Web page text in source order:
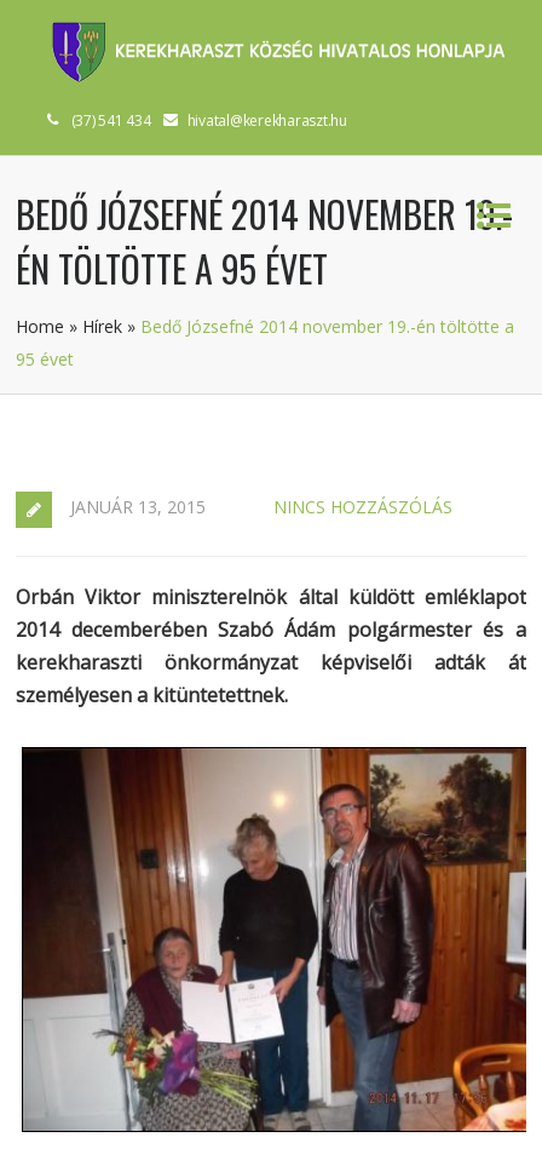
(37) 541 434 hivatal@kerekharaszt.hu
BEDŐ JÓZSEFNÉ 2014 NOVEMBER 19.-
ÉN TÖLTÖTTE A 95 ÉVET
Home » Hírek » Bedő Józsefné 2014 november 19.-én töltötte a
95 évet
JANUÁR 13, 2015 NINCS HOZZÁSZÓLÁS
Orbán Viktor miniszterelnök által küldött emléklapot
2014 decemberében Szabó Ádám polgármester és a
kerekharaszti önkormányzat képviselői adták át
személyesen a kitüntetettnek.